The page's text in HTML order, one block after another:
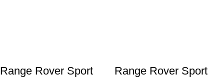
Range Rover Sport
Range Rover Sport